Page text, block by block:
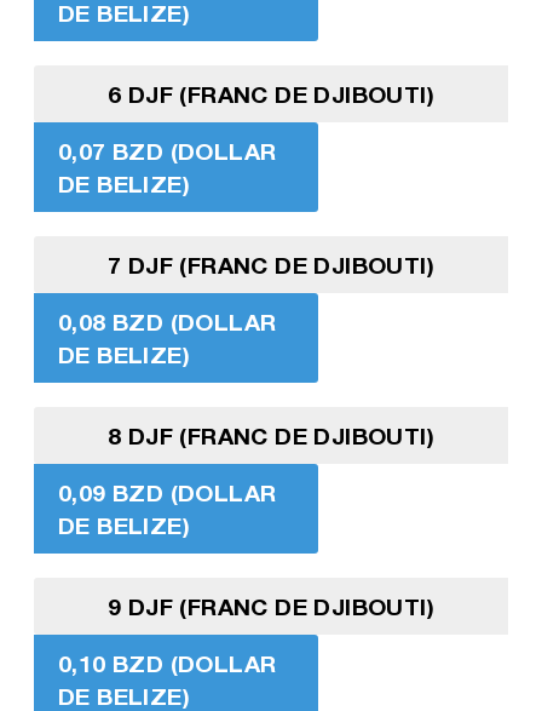
DE BELIZE)
6 DJF (FRANC DE DJIBOUTI)
0,07 BZD (DOLLAR
DE BELIZE)
7 DJF (FRANC DE DJIBOUTI)
0,08 BZD (DOLLAR
DE BELIZE)
8 DJF (FRANC DE DJIBOUTI)
0,09 BZD (DOLLAR
DE BELIZE)
9 DJF (FRANC DE DJIBOUTI)
0,10 BZD (DOLLAR
DE BELIZE)